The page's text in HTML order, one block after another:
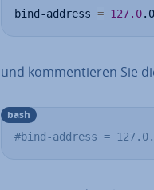
bind-address = 127.0
und kom­men­tie­ren Sie
#bind-address =
bash